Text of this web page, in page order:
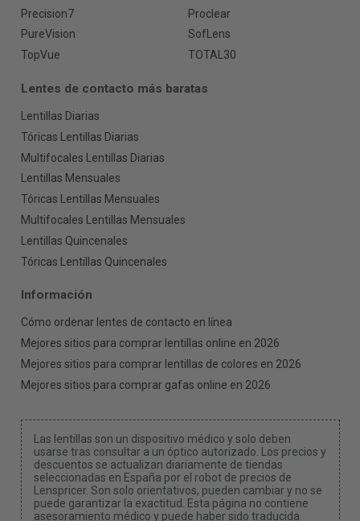
Precision7
Proclear
PureVision
SofLens
TopVue
TOTAL30
Lentes de contacto más baratas
Lentillas Diarias
Tóricas Lentillas Diarias
Multifocales Lentillas Diarias
Lentillas Mensuales
Tóricas Lentillas Mensuales
Multifocales Lentillas Mensuales
Lentillas Quincenales
Tóricas Lentillas Quincenales
Información
Cómo ordenar lentes de contacto en línea
Mejores sitios para comprar lentillas online en 2026
Mejores sitios para comprar lentillas de colores en 2026
Mejores sitios para comprar gafas online en 2026
Las lentillas son un dispositivo médico y solo deben
usarse tras consultar a un óptico autorizado. Los precios y
descuentos se actualizan diariamente de tiendas
seleccionadas en España por el robot de precios de
Lenspricer. Son solo orientativos, pueden cambiar y no se
puede garantizar la exactitud. Esta página no contiene
asesoramiento médico y puede haber sido traducida